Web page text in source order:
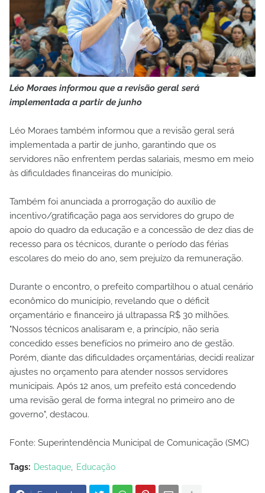
Léo Moraes informou que a revisão geral será
implementada a partir de junho
Léo Moraes também informou que a revisão geral será
implementada a partir de junho, garantindo que os
servidores não enfrentem perdas salariais, mesmo em meio
às dificuldades financeiras do município.
Também foi anunciada a prorrogação do auxílio de
incentivo/gratificação paga aos servidores do grupo de
apoio do quadro da educação e a concessão de dez dias de
recesso para os técnicos, durante o período das férias
escolares do meio do ano, sem prejuízo da remuneração.
Durante o encontro, o prefeito compartilhou o atual cenário
econômico do município, revelando que o déficit
orçamentário e financeiro já ultrapassa R$ 30 milhões.
"Nossos técnicos analisaram e, a princípio, não seria
concedido esses benefícios no primeiro ano de gestão.
Porém, diante das dificuldades orçamentárias, decidi realizar
ajustes no orçamento para atender nossos servidores
municipais. Após 12 anos, um prefeito está concedendo
uma revisão geral de forma integral no primeiro ano de
governo", destacou.
Fonte: Superintendência Municipal de Comunicação (SMC)
Tags: Destaque Educação